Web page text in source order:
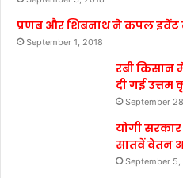
प्रणब और शिबनाथ ने कपल इवेंट
September 1, 2018
रबी किसान
दी गई
September
योगी
सातवें वेतन
September 5,